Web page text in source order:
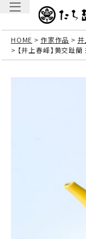
HOME 作家作品
井
【井上春峰】黄交趾蘭